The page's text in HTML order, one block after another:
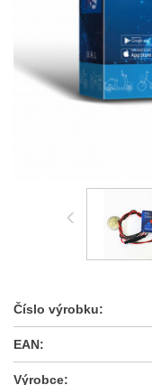
Číslo výrobku:
EAN:
Výrobce: